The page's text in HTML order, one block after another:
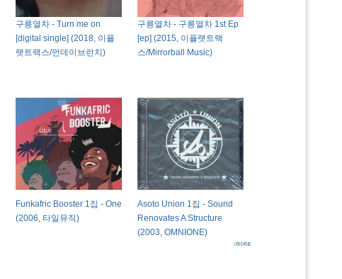
구릉열차 - Turn me on
[digital single] (2018, 이플
랫트랙스/먼데이브런치)
구릉열차 - 구릉열차 1st Ep
[ep] (2015, 이플랫트랙
스/Mirrorball Music)
Funkafric Booster 1집 - One
(2006, 타일뮤직)
Asoto Union 1집 - Sound
Renovates A Structure
(2003, OMNIONE)